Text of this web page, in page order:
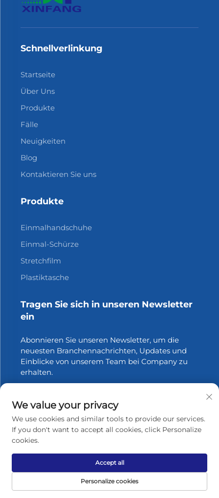
Schnellverlinkung
Startseite
Über Uns
Produkte
Fälle
Neuigkeiten
Blog
Kontaktieren Sie uns
Produkte
Einmalhandschuhe
Einmal-Schürze
Stretchfilm
Plastiktasche
Tragen Sie sich in unseren Newsletter
ein
Abonnieren Sie unseren Newsletter, um die
neuesten Branchennachrichten, Updates und
Einblicke von unserem Team bei Company zu
erhalten.
Urheberrecht © 2025 Zhangjiagang Xinfang Packaging
Nach oben scrollen
We value your privacy
We use cookies and similar tools to provide our services.
If you don't want to accept all cookies, click Personalize
cookies.
Personalize cookies
Accept all